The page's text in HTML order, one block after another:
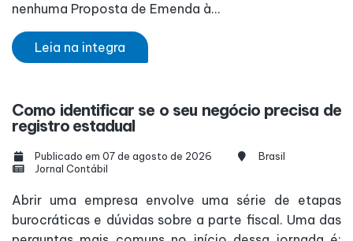
nenhuma Proposta de Emenda à...
Leia na integra
Como identificar se o seu negócio precisa de
registro estadual
Publicado em 07 de agosto de 2026
Brasil
Jornal Contábil
Abrir uma empresa envolve uma série de etapas
burocráticas e dúvidas sobre a parte fiscal. Uma das